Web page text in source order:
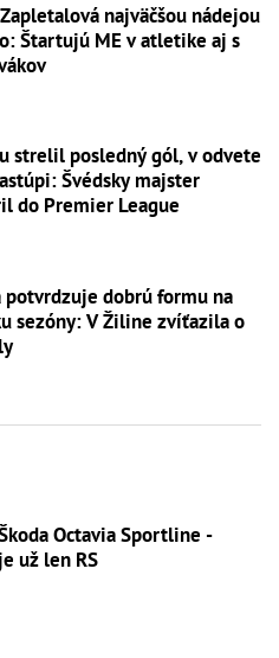
najväčšou nádejou
Štartujú ME v atletike aj s
strelil posledný gól, v odvete
Švédsky majster
do Premier League
potvrdzuje dobrú formu na
sezóny: V Žiline zvíťazila o
Octavia Sportline -
už len RS